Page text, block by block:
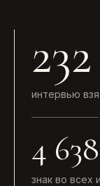
232
интервью
4
знак во всех